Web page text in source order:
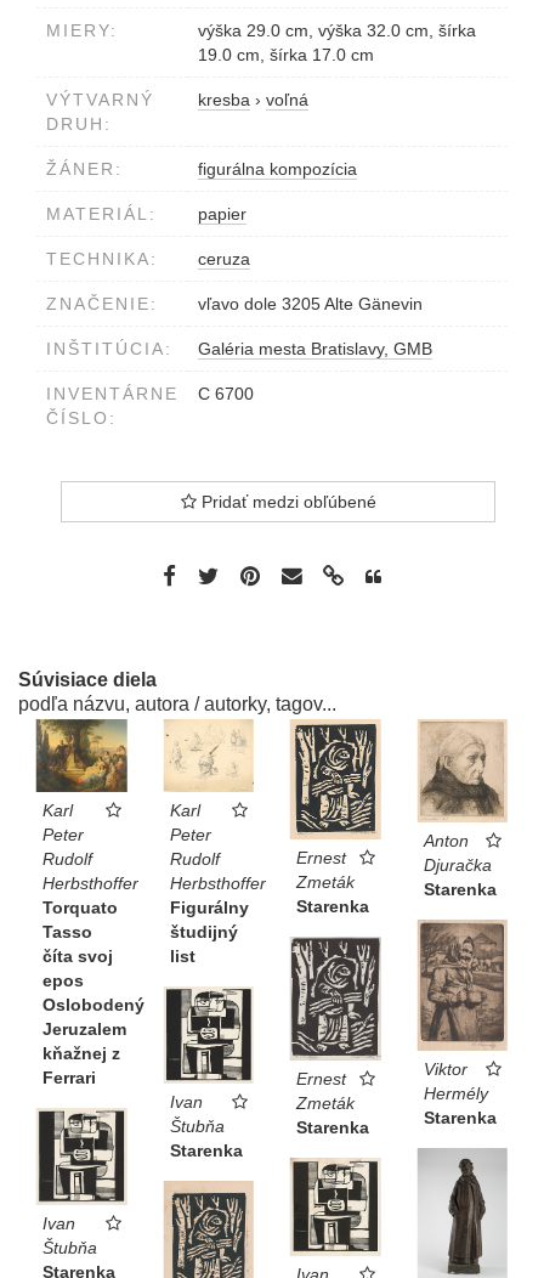
MIERY:
výška 29.0 cm, výška 32.0 cm, šírka
19.0 cm, šírka 17.0 cm
VÝTVARNÝ
DRUH:
kresba › voľná
ŽÁNER: figurálna kompozícia
MATERIÁL: papier
TECHNIKA: ceruza
ZNAČENIE: vľavo dole 3205 Alte Gänevin
INŠTITÚCIA: Galéria mesta Bratislavy, GMB
INVENTÁRNE
ČÍSLO:
C 6700
Pridať medzi obľúbené
Súvisiace diela
podľa názvu, autora / autorky, tagov...
Karl
Peter
Rudolf
Herbsthoffer
Torquato
Tasso
číta svoj
epos
Oslobodený
Jeruzalem
kňažnej z
Ferrari
Karl
Peter
Rudolf
Herbsthoffer
Figurálny
študijný
list
Ernest
Zmeták
Starenka
Anton
Djuračka
Starenka
Viktor
Hermély
Starenka
Ernest
Zmeták
Starenka
Ivan
Štubňa
Starenka
Ivan
Štubňa
Starenka